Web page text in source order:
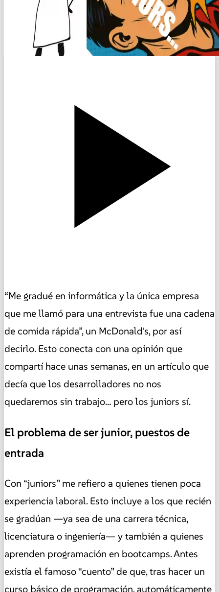
“Me gradué en informática y la única empresa
que me llamó para una entrevista fue una cadena
de comida rápida”, un McDonald's, por así
decirlo. Esto conecta con una opinión que
compartí hace unas semanas, en un artículo que
decía que los desarrolladores no nos
quedaremos sin trabajo… pero los juniors sí.
El problema de ser junior, puestos de
entrada
Con “juniors” me refiero a quienes tienen poca
experiencia laboral. Esto incluye a los que recién
se gradúan —ya sea de una carrera técnica,
licenciatura o ingeniería— y también a quienes
aprenden programación en bootcamps. Antes
existía el famoso “cuento” de que, tras hacer un
curso básico de programación, automáticamente